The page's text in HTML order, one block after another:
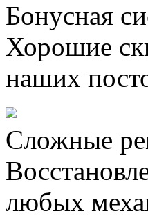
Бонусная
Хорошие
наших
Сложные
любых